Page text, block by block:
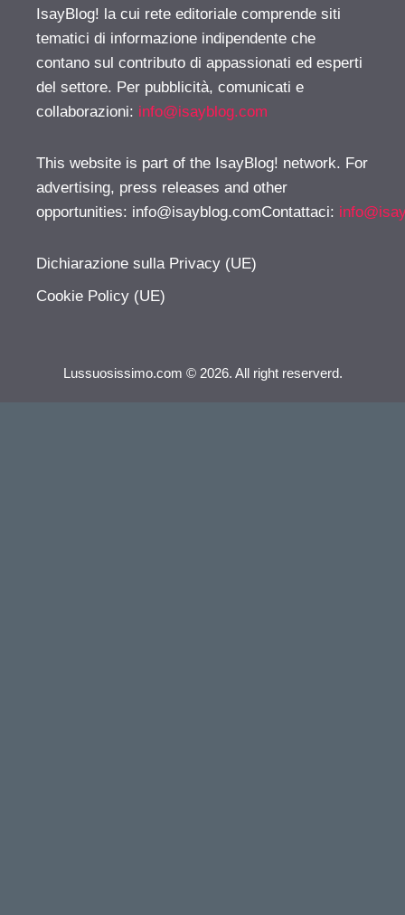
IsayBlog! la cui rete editoriale comprende siti
tematici di informazione indipendente che
contano sul contributo di appassionati ed esperti
del settore. Per pubblicità, comunicati e
collaborazioni: info@isayblog.com
This website is part of the IsayBlog! network. For
advertising, press releases and other
opportunities: info@isayblog.comContattaci:
Dichiarazione sulla Privacy (UE)
Cookie Policy (UE)
Lussuosissimo.com © 2026. All right reserverd.